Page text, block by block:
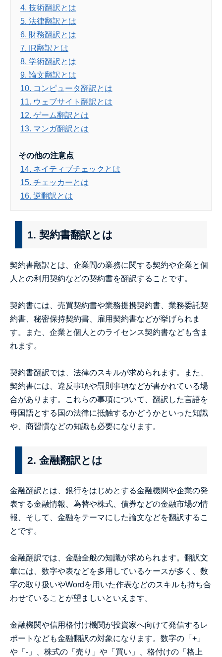
4. 技術翻訳とは
5. 法律翻訳とは
6. 財務翻訳とは
7. IR翻訳とは
8. 学術翻訳とは
9. 論文翻訳とは
10. コンピュータ翻訳とは
11. ウェブサイト翻訳とは
12. ゲーム翻訳とは
13. マンガ翻訳とは
その他の注意点
14. ネイティブチェックとは
15. チェッカーとは
16. 逆翻訳とは
1. 契約書翻訳とは
契約書翻訳とは、企業間の業務に関する契約や企業と個
人との利用契約などの契約書を翻訳することです。
契約書には、売買契約書や業務提携契約書、業務委託契
約書、秘密保持契約書、雇用契約書などが挙げられま
す。また、企業と個人とのライセンス契約書なども含ま
れます。
契約書翻訳では、法律のスキルが求められます。また、
契約書には、違反事項や罰則事項などが書かれている場
合があります。これらの事項について、翻訳した言語を
母国語とする国の法律に抵触するかどうかといった知識
や、商習慣などの知識も必要になります。
2. 金融翻訳とは
金融翻訳とは、銀行をはじめとする金融機関や企業の発
表する金融情報、為替や株式、債券などの金融市場の情
報、そして、金融をテーマにした論文などを翻訳するこ
とです。
金融翻訳では、金融全般の知識が求められます。翻訳文
章には、数字や表などを多用しているケースが多く、数
字の取り扱いやWordを用いた作表などのスキルも持ち合
わせていることが望ましいといえます。
金融機関や信用格付け機関が投資家へ向けて発信するレ
ポートなども金融翻訳の対象になります。数字の「+」
や「-」、株式の「売り」や「買い」、格付けの「格上